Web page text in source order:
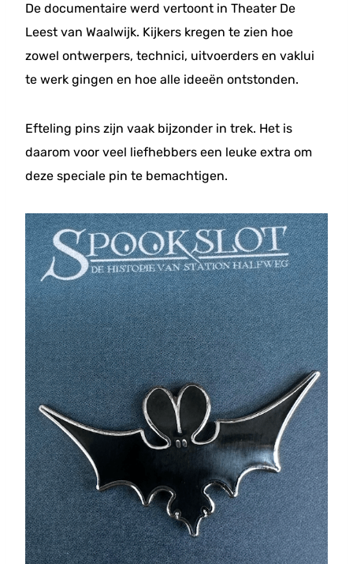
De documentaire werd vertoont in Theater De
Leest van Waalwijk. Kijkers kregen te zien hoe
zowel ontwerpers, technici, uitvoerders en vaklui
te werk gingen en hoe alle ideeën ontstonden.
Efteling pins zijn vaak bijzonder in trek. Het is
daarom voor veel liefhebbers een leuke extra om
deze speciale pin te bemachtigen.